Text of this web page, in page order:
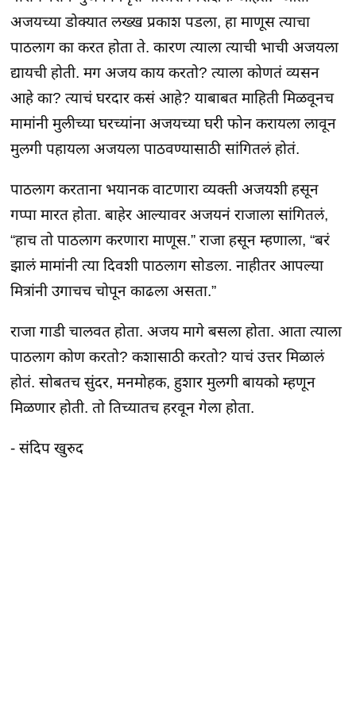
अजयच्या डोक्यात लख्ख प्रकाश पडला, हा माणूस त्याचा
पाठलाग का करत होता ते. कारण त्याला त्याची भाची अजयला
द्यायची होती. मग अजय काय करतो? त्याला कोणतं व्यसन
आहे का? त्याचं घरदार कसं आहे? याबाबत माहिती मिळवूनच
मामांनी मुलीच्या घरच्यांना अजयच्या घरी फोन करायला लावून
मुलगी पहायला अजयला पाठवण्यासाठी सांगितलं होतं.
पाठलाग करताना भयानक वाटणारा व्यक्ती अजयशी हसून
गप्पा मारत होता. बाहेर आल्यावर अजयनं राजाला सांगितलं,
“हाच तो पाठलाग करणारा माणूस.” राजा हसून म्हणाला, “बरं
झालं मामांनी त्या दिवशी पाठलाग सोडला. नाहीतर आपल्या
मित्रांनी उगाचच चोपून काढला असता.”
राजा गाडी चालवत होता. अजय मागे बसला होता. आता त्याला
पाठलाग कोण करतो? कशासाठी करतो? याचं उत्तर मिळालं
होतं. सोबतच सुंदर, मनमोहक, हुशार मुलगी बायको म्हणून
मिळणार होती. तो तिच्यातच हरवून गेला होता.
- संदिप खुरुद